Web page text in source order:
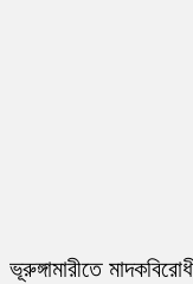
ভূরুঙ্গামারীতে